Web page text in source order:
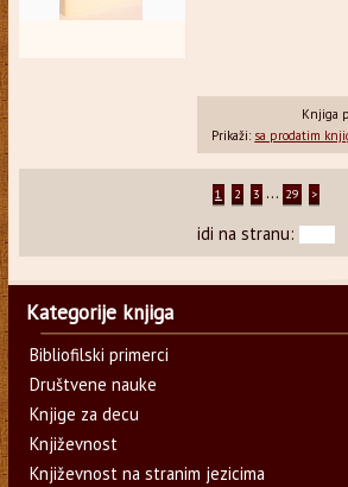
Knjiga
Prikaži: sa prodatim
1 2 3 ... 29 >
idi na stranu:
Kategorije knjiga
Bibliofilski primerci
Društvene nauke
Knjige za decu
Književnost
Književnost na stranim jezicima